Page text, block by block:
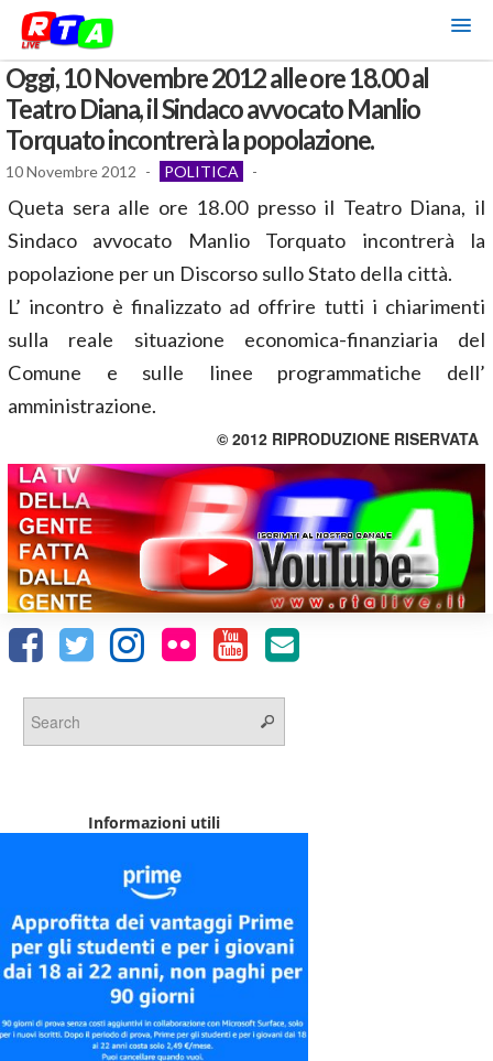
Oggi, 10 Novembre 2012 alle ore 18.00 al
Teatro Diana, il Sindaco avvocato Manlio
Torquato incontrerà la popolazione.
10 Novembre 2012 - POLITICA -
Queta sera alle ore 18.00 presso il Teatro Diana, il
Sindaco avvocato Manlio Torquato incontrerà la
popolazione per un Discorso sullo Stato della città.
L’ incontro è finalizzato ad offrire tutti i chiarimenti
sulla reale situazione economica-finanziaria del
Comune e sulle linee programmatiche dell’
amministrazione.
© 2012 RIPRODUZIONE RISERVATA
Informazioni utili